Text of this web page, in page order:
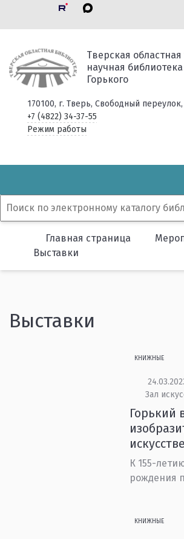
Тверская
научная
Горького
170100, г. Тверь, Свободный переулок,
+7 (4822) 34-37-55
Режим работы
Главная страница
Выставки
Выставки
КНИЖНЫЕ
Зал
Горький
искусстве
К 155-
рождения
КНИЖНЫЕ